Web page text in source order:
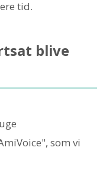
tid.
blive
som vi